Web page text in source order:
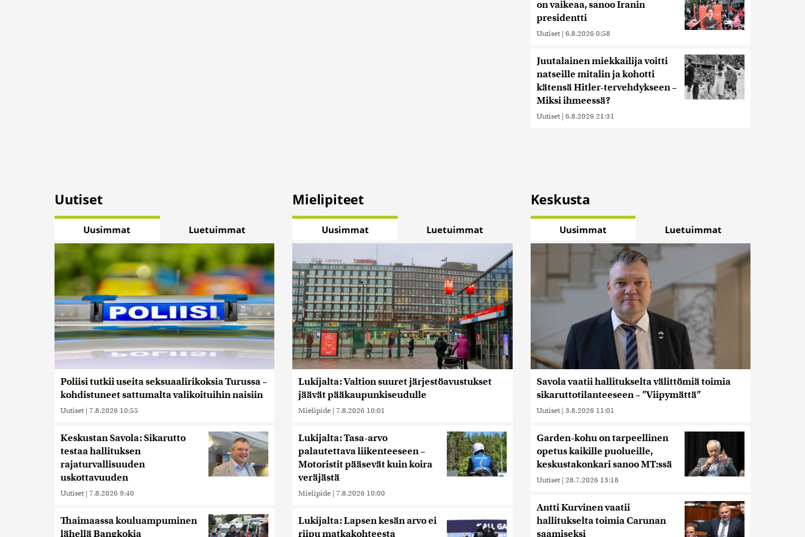
on vaikeaa, sanoo Iranin
presidentti
Uutiset | 6.8.2026 0:58
Juutalainen miekkailija voitti
natseille mitalin ja kohotti
kätensä Hitler-tervehdykseen –
Miksi ihmeessä?
Uutiset | 6.8.2026 21:31
Uutiset
Uusimmat Luetuimmat
Poliisi tutkii useita seksuaalirikoksia Turussa –
kohdistuneet sattumalta valikoituihin naisiin
Uutiset | 7.8.2026 10:55
Keskustan Savola: Sikarutto
testaa hallituksen
rajaturvallisuuden
uskottavuuden
Uutiset | 7.8.2026 9:40
Thaimaassa kouluampuminen
lähellä Bangkokia
Mielipiteet
Uusimmat Luetuimmat
Lukijalta: Valtion suuret järjestöavustukset
jäävät pääkaupunkiseudulle
Mielipide | 7.8.2026 10:01
Lukijalta: Tasa-arvo
palautettava liikenteeseen –
Motoristit pääsevät kuin koira
veräjästä
Mielipide | 7.8.2026 10:00
Lukijalta: Lapsen kesän arvo ei
riipu matkakohteesta
Keskusta
Uusimmat Luetuimmat
Savola vaatii hallitukselta välittömiä toimia
sikaruttotilanteeseen – ”Viipymättä”
Uutiset | 3.8.2026 11:01
Garden-kohu on tarpeellinen
opetus kaikille puolueille,
keskustakonkari sanoo MT:ssä
Uutiset | 28.7.2026 13:18
Antti Kurvinen vaatii
hallitukselta toimia Carunan
saamiseksi